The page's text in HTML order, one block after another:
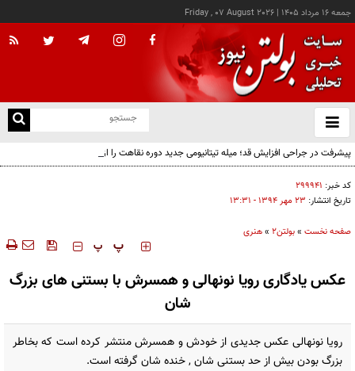
جمعه ۱۶ مرداد ۱۴۰۵ |
Friday , 07 August 2026
باز
و
پیشرفت در جراحی افزایش قد؛ میله تیتانیومی جدید دوره نقاهت را از چند ماه به چند هفته
کاهش می‌دهد
کد خبر: ۲۹۹۹۴۱
تاریخ انتشار: ۲۳ مهر ۱۳۹۴ - ۱۳:۳۱
صفحه نخست »بولتن2 »هنری
‍‍‍ پ پ
عکس یادگاری رویا نونهالی و همسرش با بستنی های بزرگ
شان
رویا نونهالی عکس جدیدی از خودش و همسرش منتشر کرده است که بخاطر
بزرگ بودن بیش از حد بستنی شان , خنده شان گرفته است.